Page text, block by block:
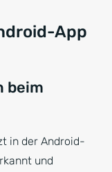
App
beim
in der Android-
und